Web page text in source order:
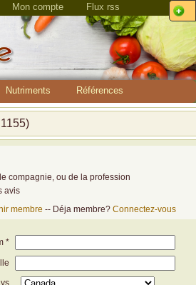
Mon compte Flux rss
Nutriments Références
compagnie, ou de la profession
avis
membre -- Déja membre?Connectez-vous
*